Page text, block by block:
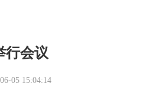
行会议
05 15:04:14